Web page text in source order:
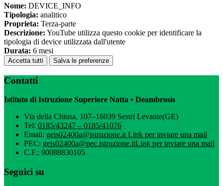
Nome: DEVICE_INFO
Tipologia: analitico
Proprieta: Terza-parte
Descrizione: YouTube utilizza questo cookie per identificare la
tipologia di device utilizzata dall'utente
Durata: 6 mesi
Accetta tutti Salva le preferenze
Contatti
Istituto di Istruzione Superiore Natta • Deambrosis
Via della Chiusa, 107–16039 Sestri Levante(GE)
Tel: 0185/43247 – 0185/41076
Email: geis02400a@istruzione.itLink per inviare una mail
PEC: geis02400a@pec.istruzione.itLink per inviare una mail
C.F.: 90088830105
Seguici su